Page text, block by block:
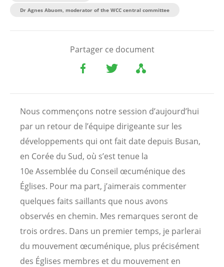
Dr Agnes Abuom, moderator of the WCC central committee
Partager ce document
Nous commençons notre session d’aujourd’hui
par un retour de l’équipe dirigeante sur les
développements qui ont fait date depuis Busan,
en Corée du Sud, où s’est tenue la
10e Assemblée du Conseil œcuménique des
Églises. Pour ma part, j’aimerais commenter
quelques faits saillants que nous avons
observés en chemin. Mes remarques seront de
trois ordres. Dans un premier temps, je parlerai
du mouvement œcuménique, plus précisément
des Églises membres et du mouvement en